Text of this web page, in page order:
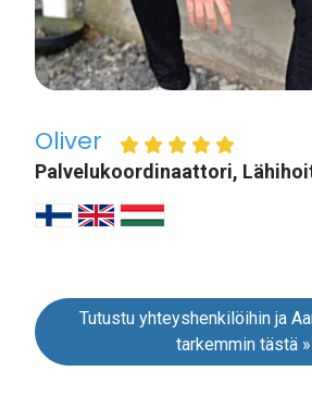
Oliver
Palvelukoordinaattori,
Tutustu yhteyshenkilöihin ja
tarkemmin tästä »